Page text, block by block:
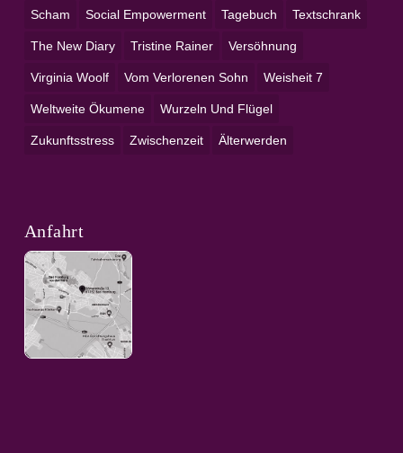
Scham Social Empowerment Tagebuch Textschrank
The New Diary Tristine Rainer Versöhnung
Virginia Woolf Vom Verlorenen Sohn Weisheit 7
Weltweite Ökumene Wurzeln Und Flügel
Zukunftsstress Zwischenzeit Älterwerden
Anfahrt